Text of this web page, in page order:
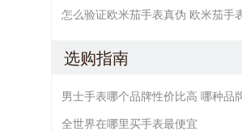
怎么验证欧米茄手表真伪 欧米茄手
选购指南
全世界在哪里买手表最便宜